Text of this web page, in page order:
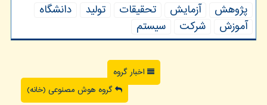
پژوهش آزمایش تحقیقات تولید
دانشگاه
آموزش
شركت سیستم
اخبار گروه
گروه هوش مصنوعی (خانه)